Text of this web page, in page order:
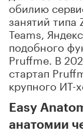
обилию
занятий
Teams,
подобного
Pruffme. В
стартап
крупного ИТ-
Easy
анатомии